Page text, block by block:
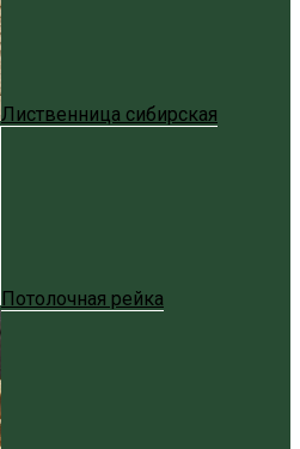
Лиственница сибирская
Потолочная рейка